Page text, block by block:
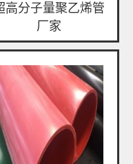
高分子量聚乙烯管
厂家